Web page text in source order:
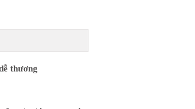
thương